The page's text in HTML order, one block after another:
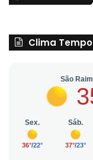
Clima Tempo